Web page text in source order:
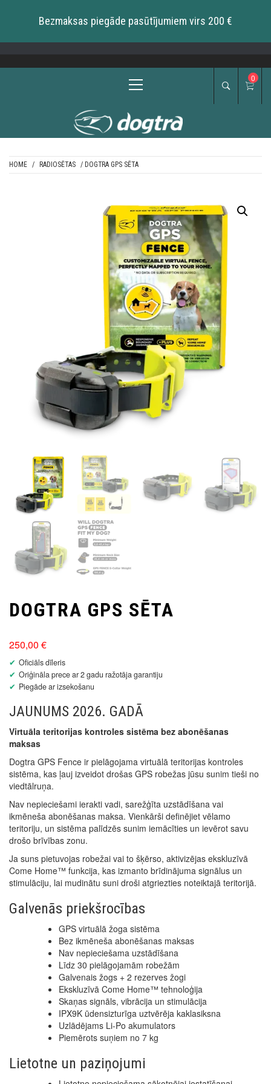
Bezmaksas piegāde pasūtījumiem virs 200 €
Menu
0
HOME / RADIOSĒTAS / DOGTRA GPS SĒTA
DOGTRA GPS SĒTA
250,00 €
Oficiāls dīleris
Oriģināla prece ar 2 gadu ražotāja garantiju
Piegāde ar izsekošanu
JAUNUMS 2026. GADĀ
Virtuāla teritorijas kontroles sistēma bez abonēšanas
maksas
Dogtra GPS Fence ir pielāgojama virtuālā teritorijas kontroles
sistēma, kas ļauj izveidot drošas GPS robežas jūsu sunim tieši no
viedtālruņa.
Nav nepieciešami ierakti vadi, sarežģīta uzstādīšana vai
ikmēneša abonēšanas maksa. Vienkārši definējiet vēlamo
teritoriju, un sistēma palīdzēs sunim iemācīties un ievērot savu
drošo brīvības zonu.
Ja suns pietuvojas robežai vai to šķērso, aktivizējas ekskluzīvā
Come Home™ funkcija, kas izmanto brīdinājuma signālus un
stimulāciju, lai mudinātu suni droši atgriezties noteiktajā teritorijā.
Galvenās priekšrocības
GPS virtuālā žoga sistēma
Bez ikmēneša abonēšanas maksas
Nav nepieciešama uzstādīšana
Līdz 30 pielāgojamām robežām
Galvenais žogs + 2 rezerves žogi
Ekskluzīvā Come Home™ tehnoloģija
Skaņas signāls, vibrācija un stimulācija
IPX9K ūdensizturīga uztvērēja kaklasiksna
Uzlādējams Li-Po akumulators
Piemērots suņiem no 7 kg
Lietotne un paziņojumi